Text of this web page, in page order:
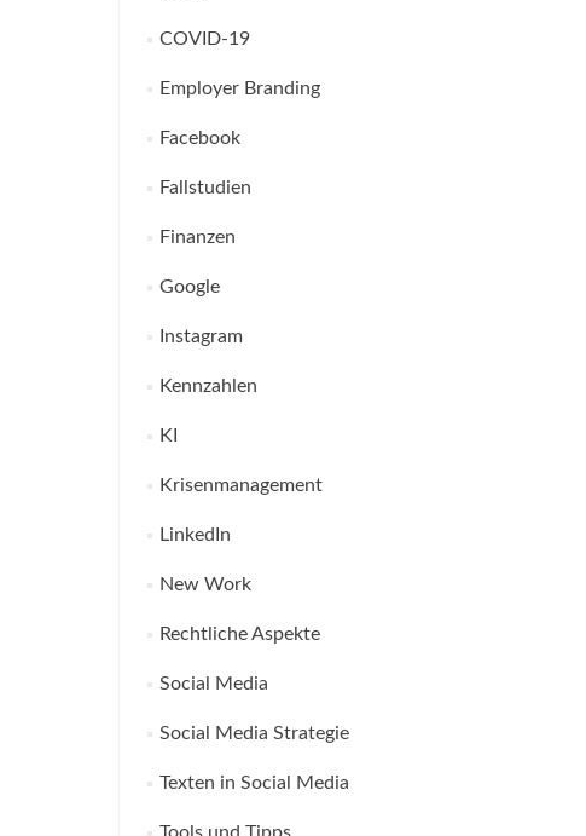
COVID-19
Employer Branding
Facebook
Fallstudien
Finanzen
Google
Instagram
Kennzahlen
KI
Krisenmanagement
LinkedIn
New Work
Rechtliche Aspekte
Social Media
Social Media Strategie
Texten in Social Media